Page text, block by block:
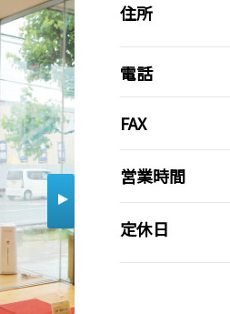
住所
電話
FAX
営業時間
定休日